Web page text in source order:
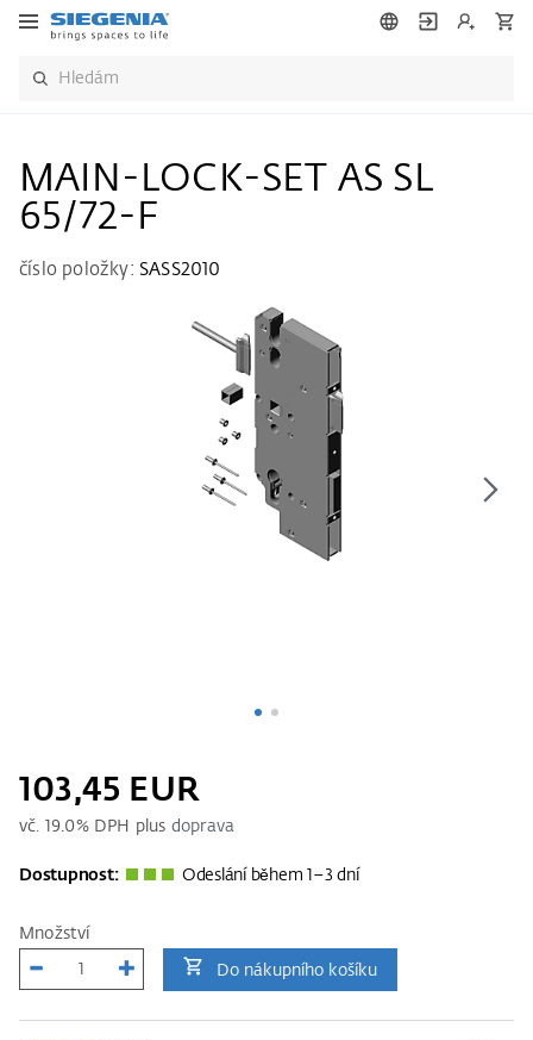
MAIN-LOCK-SET AS SL
65/72-F
číslo položky: SASS2010
103,45 EUR
vč. 19.0% DPH plus doprava
Dostupnost: Odeslání během 1–3 dní
Množství
Do nákupního košíku